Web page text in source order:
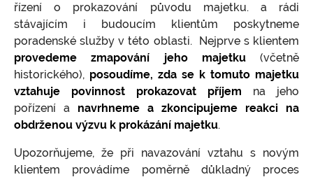
řízení o prokazování původu majetku. a rádi
stávajícím i budoucím klientům poskytneme
poradenské služby v této oblasti. Nejprve s klientem
provedeme zmapování jeho majetku(včetně
historického), posoudíme, zda se k tomuto majetku
vztahuje povinnost prokazovat příjem na jeho
pořízení a navrhneme a zkoncipujeme reakci na
obdrženou výzvu k prokázání majetku.
Upozorňujeme, že při navazování vztahu s novým
klientem provádíme poměrně důkladný proces